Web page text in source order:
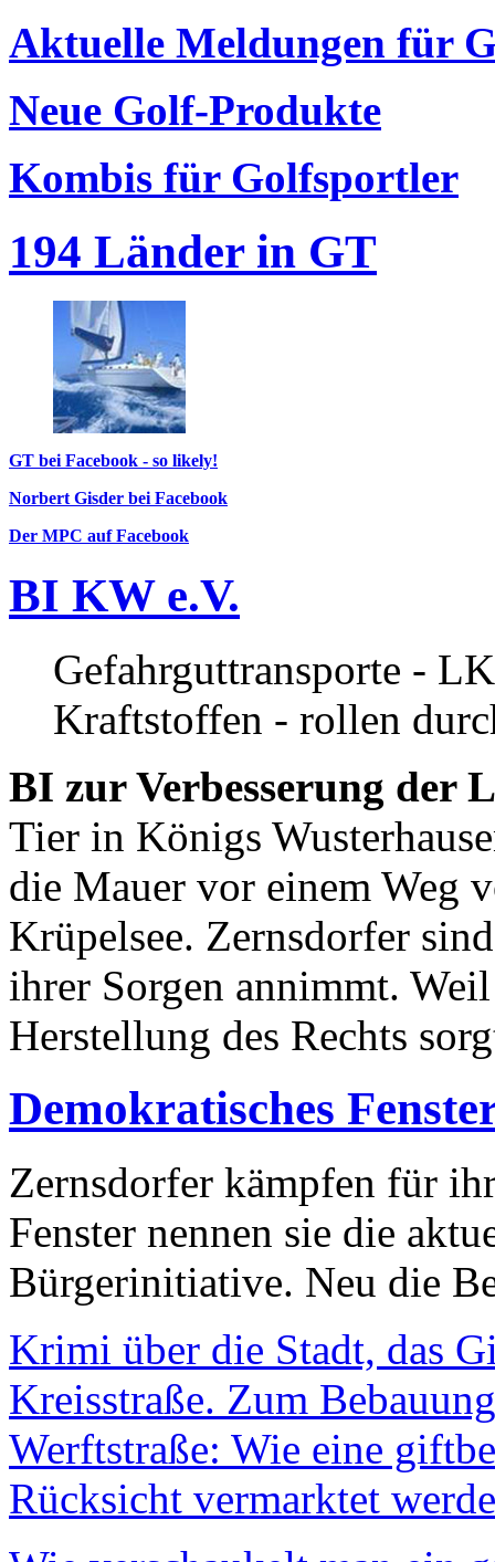
Aktuelle Meldungen für
Neue Golf-Produkte
Kombis für Golfsportler
194 Länder in GT
GT bei Facebook - so likely!
Norbert Gisder bei Facebook
Der MPC auf Facebook
BI KW e.V.
Gefahrguttransporte -
Kraftstoffen - rollen
BI zur Verbesserung der
Tier in Königs
die Mauer vor einem Weg
Krüpelsee. Zernsdorfer
ihrer Sorgen annimmt.
Herstellung des Rechts
Demokratisches
Zernsdorfer kämpfen für
Fenster nennen sie die
Bürgerinitiative. Neu die
Krimi über die Stadt, das
Kreisstraße. Zum
Werftstraße: Wie eine
Rücksicht vermarktet